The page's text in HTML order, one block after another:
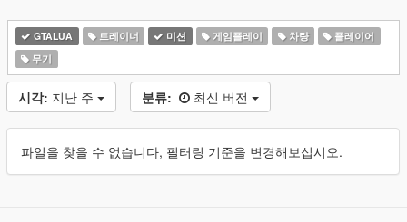
GTALUA 트레이너 미션 게임플레이 차량
플레이어
무기
시각: 지난 주 분류: 최신 버전
파일을 찾을 수 없습니다, 필터링 기준을 변경해보십시오.